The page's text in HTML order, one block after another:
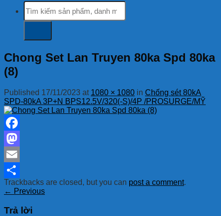
Tìm
kiếm:
Chong Set Lan Truyen 80ka Spd 80ka
(8)
Published 17/11/2023 at 1080 × 1080 in Chống sét 80kA
SPD-80kA 3P+N BPS12.5V/320(-S)/4P /PROSURGE/MỸ
Facebook
Mastodon
Email
Share
Trackbacks are closed, but you can post a comment.
← Previous
Trả lời